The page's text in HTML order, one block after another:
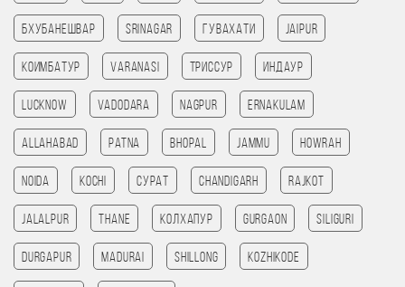
Бхубанешвар Srinagar Гувахати Jaipur
Коимбатур Varanasi Триссур Индаур
Lucknow Vadodara Nagpur Ernakulam
allahabad patna bhopal jammu HOWRAH
noida kochi Сурат chandigarh rajkot
Jalalpur Thane Колхапур Gurgaon SILIGURI
Durgapur madurai Shillong kozhikode